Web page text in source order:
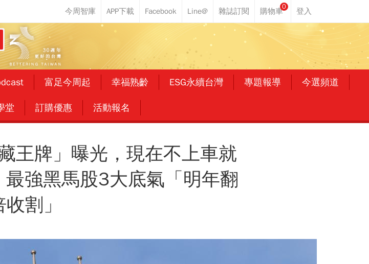
0
富足今周起 幸福熟齡 ESG永續台灣 專題報導 今選頻道
堂 訂購優惠 活動報名
王牌」曝光，現在不上車就
強黑馬股3大底氣「明年翻
割」